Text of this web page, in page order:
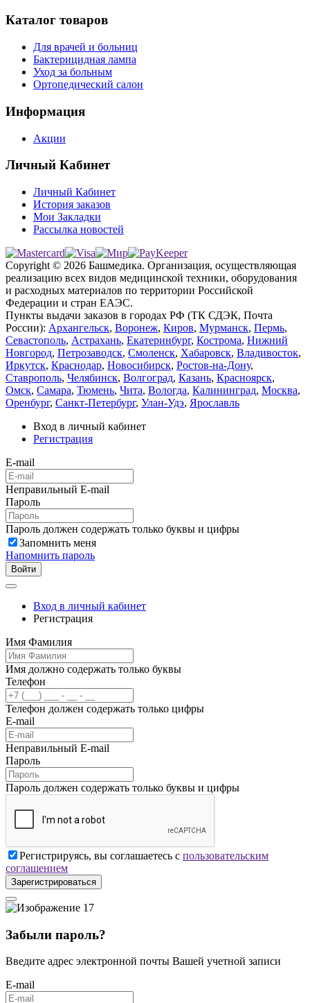
Каталог товаров
Для врачей и больниц
Бактерицидная лампа
Уход за больным
Ортопедический салон
Информация
Акции
Личный Кабинет
Личный Кабинет
История заказов
Мои Закладки
Рассылка новостей
Copyright © 2026 Башмедика. Организация, осуществляющая
реализацию всех видов медицинской техники, оборудования
и расходных материалов по территории Российской
Федерации и стран ЕАЭС.
Пункты выдачи заказов в городах РФ (ТК СДЭК, Почта
России): Архангельск, Воронеж, Киров, Мурманск, Пермь,
Севастополь, Астрахань, Екатеринбург, Кострома, Нижний
Новгород, Петрозаводск, Смоленск, Хабаровск, Владивосток,
Иркутск, Краснодар, Новосибирск, Ростов-на-Дону,
Ставрополь, Челябинск, Волгоград, Казань, Красноярск,
Омск, Самара, Тюмень, Чита, Вологда, Калининград, Москва,
Оренбург, Санкт-Петербург, Улан-Удэ, Ярославль
Вход в личный кабинет
Регистрация
E-mail
Неправильный E-mail
Пароль
Пароль должен содержать только буквы и цифры
Запомнить меня
Напомнить пароль
Войти
Вход в личный кабинет
Регистрация
Имя Фамилия
Имя должно содержать только буквы
Телефон
Телефон должен содержать только цифры
E-mail
Неправильный E-mail
Пароль
Пароль должен содержать только буквы и цифры
Регистрируясь, вы соглашаетесь с пользовательским
соглашением
Зарегистрироваться
Забыли пароль?
Введите адрес электронной почты Вашей учетной записи
E-mail